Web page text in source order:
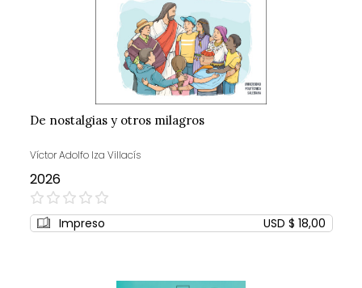
De nostalgias y otros milagros
Víctor Adolfo Iza Villacís
2026
0%
Impreso USD $ 18,00